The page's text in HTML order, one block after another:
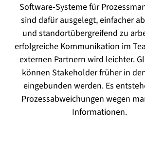
Software-Systeme für
sind dafür ausgelegt, einfacher
und standortübergreifend zu
erfolgreiche Kommunikation im
externen Partnern wird leichter.
können Stakeholder früher in
eingebunden werden. Es
Prozessabweichungen wegen
Informationen.